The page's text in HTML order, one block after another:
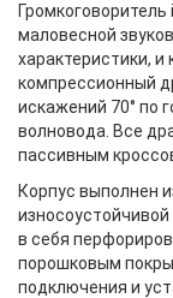
маловесной
характеристики,
компрессионный
искажений 70° по
волновода. Все
пассивным
Корпус выполнен
в себя
порошковым
подключения и